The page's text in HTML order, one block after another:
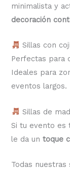
minimalista y
decoración
Sillas con
Perfectas para
Ideales para
eventos largos.
Sillas de
Si tu evento es
le da untoque
Todas nuestras